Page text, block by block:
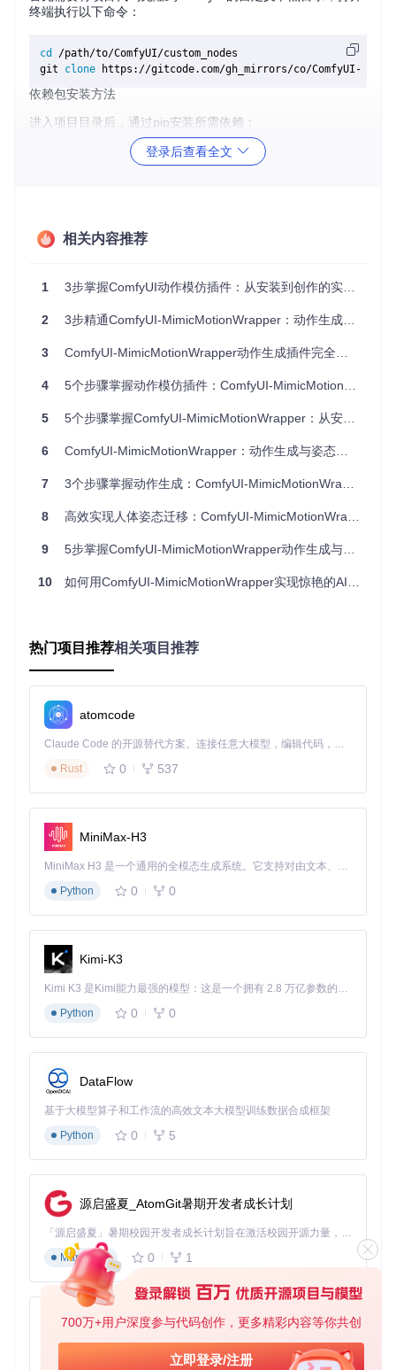
700万+用户深度参与代码创作，更多精彩内容等你共创
立即登录/注册
终端执行以下命令：
cd
/path/to/ComfyUI/custom_nodes
git clone
依赖包安装方法
进入项目目录后，通过pip安装所需依赖：
ComfyUI-MimicMotionWrapper
对于Windows便携版用户，需使用内置Python环境安装依赖：
模型配置：核心资源准备与部署
MimicMotion主模型下载与存放
需将3.05GB的主模型文件下载至指定目录，支持以下两个版
MimicMotionMergedUnet_1-1-fp16.safetensors
模型存放路径：ComfyUI/models/mimicmotion
SVD XT模型配置要求
模型，存放路径：ComfyUI/models/diffusers
核心节点解析：功能模块与参数配置
该节点位于[nodes.py]中，负责模型的自动下载与加载管理，
支持三种精度模式：
FP32
FP16
：平衡精度与性能，推荐大多数场景使用
BF16
：优化内存占用，适合显存受限的设备
参数优化建议：在保证生成质量的前提下，优先选择FP16精
姿态获取节点：MimicMotionGetPoses
基于DWPose技术实现多维度姿态检测，核心功能包括：
全身骨骼关键点识别
手部21个关键点检测
与准确性，建议默认设置为0.5。
采样器节点：MimicMotionSampler
作为核心推理节点，提供丰富的生成控制参数：
基础参数设置
步骤数：1-200可调，推荐值20-50（平衡质量与速度）
引导尺度
：1.0-20.0，建议5.0-10.0（数值越高姿态还原度
越强）
帧率：15-60fps，默认30fps（根据场景复杂度调整）
上下文大小
：1.1版本模型建议72帧（优化长视频连贯性）
模型卸载：keep_model_loaded设为False可自动释放显
存
调度器选择
EulerDiscreteScheduler：标准调度器，适合大多数场景
AnimateLCM_SVD：优化型调度器，推理速度提升30%
图：MimicMotionWrapper生成的姿态模仿效果展示，人物姿
态自然流畅，服装细节保留完整
实战应用：工作流使用与优化技巧
登录后查看全文
相关内容推荐
1 3步掌握ComfyUI动作模仿插件：从安装到创作的实用指南
2 3步精通ComfyUI-MimicMotionWrapper：动作生成与姿态模仿实战全流程
3 ComfyUI-MimicMotionWrapper动作生成插件完全指南
4 5个步骤掌握动作模仿插件：ComfyUI-MimicMotionWrapper从安装到精通
5 5个步骤掌握ComfyUI-MimicMotionWrapper：从安装到高级应用的完整攻略
6 ComfyUI-MimicMotionWrapper：动作生成与姿态控制技术指南
7 3个步骤掌握动作生成：ComfyUI-MimicMotionWrapper从安装到精通
8 高效实现人体姿态迁移：ComfyUI-MimicMotionWrapper插件全指南
9 5步掌握ComfyUI-MimicMotionWrapper动作生成与姿态控制
10 如何用ComfyUI-MimicMotionWrapper实现惊艳的AI视频动作迁移？超简单教程
热门项目推荐相关项目推荐
atomcode
Claude Code 的开源替代方案。连接任意大模型，编辑代码，运行命令，自动验证 — 全自动执行。用 Rust 构建，极致性能。 ｜ An open-source alternative to Claude Code. Connect any LLM, edit code, run commands, and verify changes — autonomously. Built in Rust for speed. Get Started
Rust
0 537
MiniMax-H3
MiniMax H3 是一个通用的全模态生成系统。它支持对由文本、图像、视频和音频组成的多模态上下文进行统一理解，并能生成分辨率高达 2K、时长可达 15 秒的带原生立体声音频的视频。得益于面向任务泛化的系统设计，H3 在预训练阶段就已具备广泛的多模态上下文理解与生成能力，能够出色地执行复杂的多模态指令。
Python
0 0
Kimi-K3
Kimi K3 是Kimi能力最强的模型：这是一个拥有 2.8 万亿参数的混合专家（MoE）模型，具备原生视觉理解能力，并支持 100 万 token 的上下文窗口。
Python
0 0
DataFlow
基于大模型算子和工作流的高效文本大模型训练数据合成框架
Python
0 5
源启盛夏_AtomGit暑期开发者成长计划
「源启盛夏」暑期校园开发者成长计划旨在激活校园开源力量，通过积分激励、认证扶持、资源倾斜等形式，引导高校组织和开发者完成「入驻 — 建项目 — 做贡献 — 获认证 — 得资源」的完整闭环。无论你是想带领社团入驻平台的组织者，还是希望用代码贡献证明自己的开发者，都能在这里找到属于你的成长路径。
Markdown
0 1
py-xiaozhi
基于Python的Xiaozhi AI，适用于想要完整Xiaozhi体验而无需拥有专用硬件的用户。